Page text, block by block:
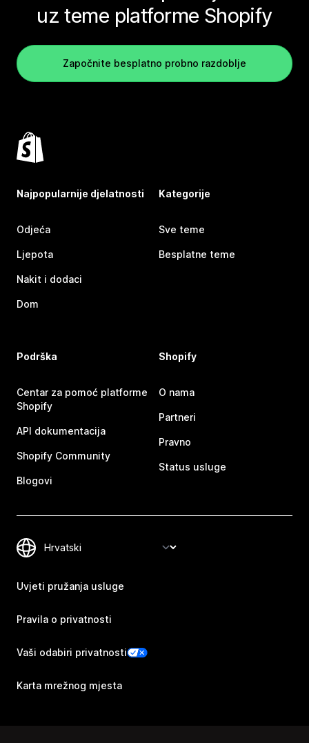
uz teme platforme Shopify
Započnite besplatno probno razdoblje
Najpopularnije djelatnosti
Odjeća
Ljepota
Nakit i dodaci
Dom
Kategorije
Sve teme
Besplatne teme
Podrška
Centar za pomoć platforme
Shopify
API dokumentacija
Shopify Community
Blogovi
Shopify
O nama
Partneri
Pravno
Status usluge
Uvjeti pružanja usluge
Pravila o privatnosti
Vaši odabiri privatnosti
Karta mrežnog mjesta